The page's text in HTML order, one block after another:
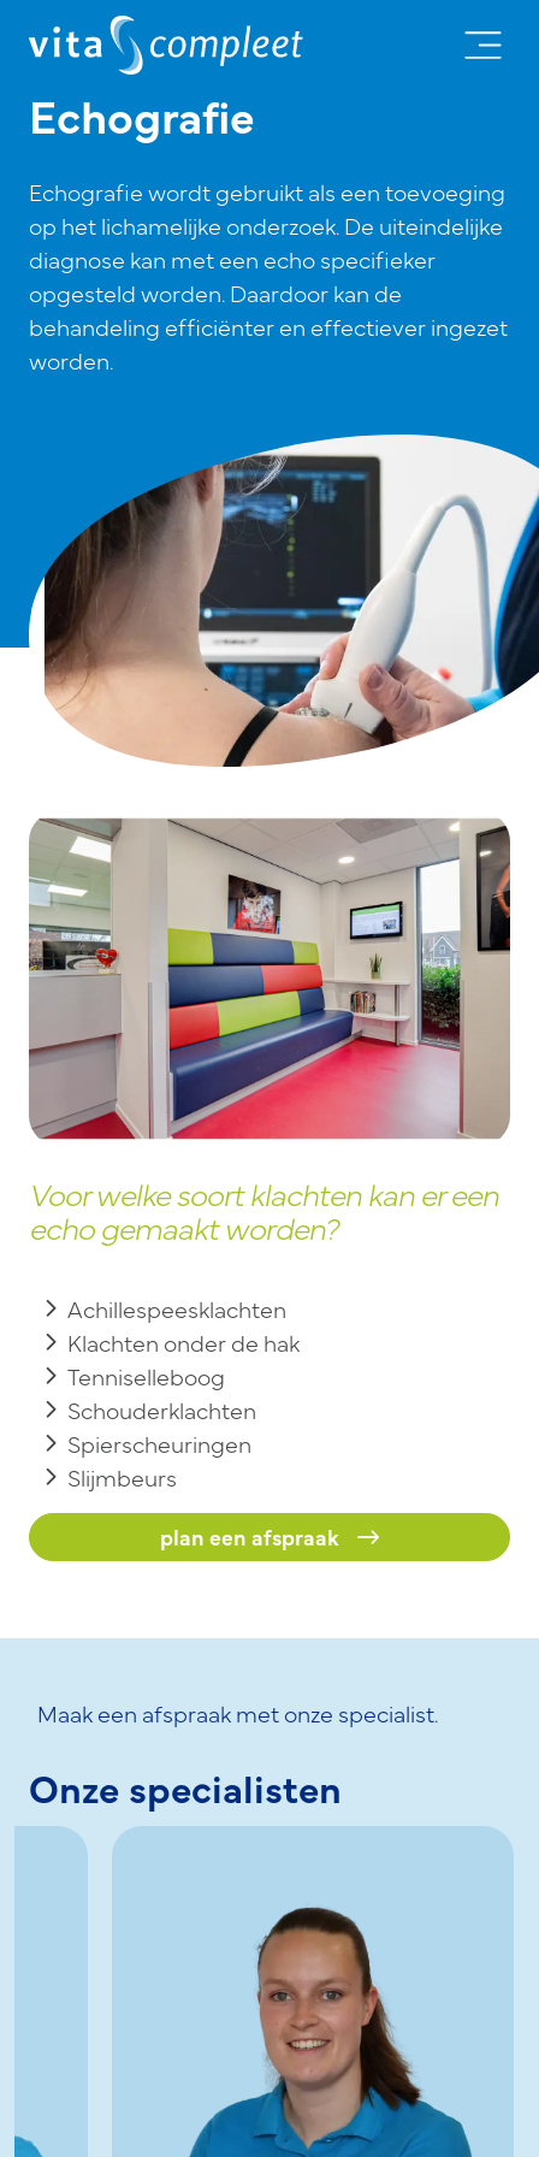
Echografie
Echografie wordt gebruikt als een toevoeging
op het lichamelijke onderzoek. De uiteindelijke
diagnose kan met een echo specifieker
opgesteld worden. Daardoor kan de
behandeling efficiënter en effectiever ingezet
worden.
Voor welke soort klachten kan er een
echo gemaakt worden?
Achillespeesklachten
Klachten onder de hak
Tenniselleboog
Schouderklachten
Spierscheuringen
Slijmbeurs
plan een afspraak
Maak een afspraak met onze specialist.
Onze specialisten